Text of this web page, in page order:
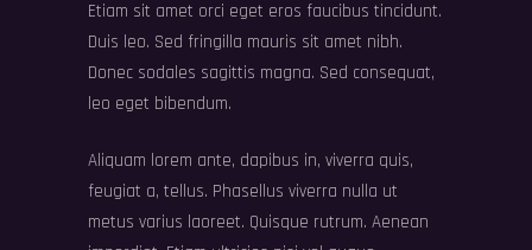
Etiam sit amet orci eget eros faucibus tincidunt.
Duis leo. Sed fringilla mauris sit amet nibh.
Donec sodales sagittis magna. Sed consequat,
leo eget bibendum.
Aliquam lorem ante, dapibus in, viverra quis,
feugiat a, tellus. Phasellus viverra nulla ut
metus varius laoreet. Quisque rutrum. Aenean